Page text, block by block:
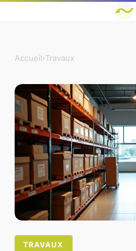
Accueil›Travaux
TRAVAUX